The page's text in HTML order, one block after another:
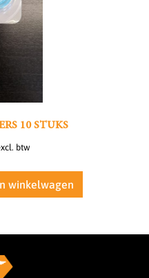
10 STUKS
btw
winkelwagen